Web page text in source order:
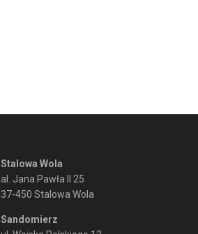
Stalowa Wola
al. Jana Pawła II 25
37-450 Stalowa Wola
Sandomierz